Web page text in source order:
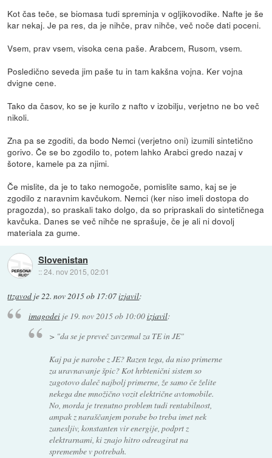
Kot čas teče, se biomasa tudi spreminja v ogljikovodike. Nafte je še
kar nekaj. Je pa res, da je nihče, prav nihče, več noče dati poceni.
Vsem, prav vsem, visoka cena paše. Arabcem, Rusom, vsem.
Posledično seveda jim paše tu in tam kakšna vojna. Ker vojna
dvigne cene.
Tako da časov, ko se je kurilo z nafto v izobilju, verjetno ne bo več
nikoli.
Zna pa se zgoditi, da bodo Nemci (verjetno oni) izumili sintetično
gorivo. Če se bo zgodilo to, potem lahko Arabci gredo nazaj v
šotore, kamele pa za njimi.
Če mislite, da je to tako nemogoče, pomislite samo, kaj se je
zgodilo z naravnim kavčukom. Nemci (ker niso imeli dostopa do
pragozda), so praskali tako dolgo, da so pripraskali do sintetičnega
kavčuka. Danes se več nihče ne sprašuje, če je ali ni dovolj
materiala za gume.
Slovenistan
::24. nov 2015, 02:01
ttzavod je22. nov 2015 ob 17:07izjavil:
imagodeije 19. nov 2015 ob 10:00izjavil:
> "da se je preveč zavzemal za TE in JE"
Kaj pa je narobe z JE? Razen tega, da niso primerne
za uravnavanje špic? Kot hrbtenični sistem so
zagotovo daleč najbolj primerne, že samo če želite
nekega dne množično vozit električne avtomobile.
No, morda je trenutno problem tudi rentabilnost,
ampak z naraščanjem porabe bo treba imet nek
zanesljiv, konstanten vir energije, podprt z
elektrarnami, ki znajo hitro odreagirat na
spremembe v potrebah.